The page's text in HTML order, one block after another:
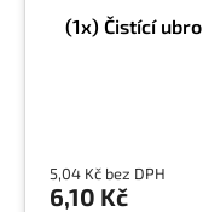
(1x) Čistící
5,04 Kč bez DPH
6,10 Kč